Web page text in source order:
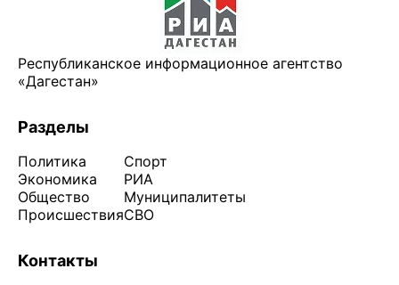
Республиканское информационное агентство
«Дагестан»
Разделы
Политика
Экономика
Общество
Происшествия
Спорт
РИА
Муниципалитеты
СВО
Контакты